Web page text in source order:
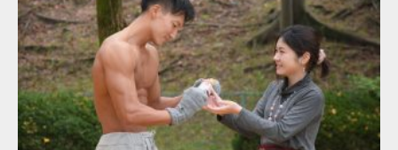
Update:2021.07.8
Category:公園のマッチョ その他 AKIHITO(細マッチョ) 上腕三頭筋
肩
ダウンロード